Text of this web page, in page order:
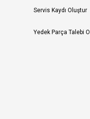
Servis Kaydı Oluştur
Yedek Parça Talebi